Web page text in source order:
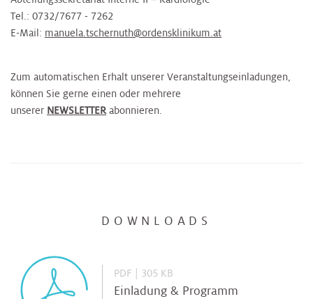
Tel.: 0732/7677 - 7262
E-Mail: manuela.tschernuth@ordensklinikum.at
Zum automatischen Erhalt unserer Veranstaltungseinladungen,
können Sie gerne einen oder mehrere
unserer NEWSLETTER abonnieren.
DOWNLOADS
PDF | 305 KB
Einladung & Programm